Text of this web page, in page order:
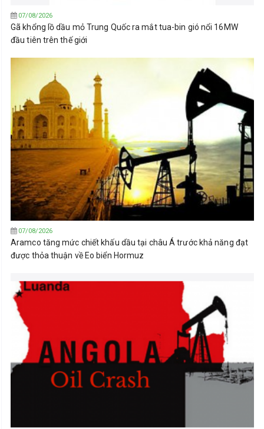
07/08/2026
Gã khổng lồ dầu mỏ Trung Quốc ra mắt tua-bin gió nổi 16MW
đầu tiên trên thế giới
07/08/2026
Aramco tăng mức chiết khấu dầu tại châu Á trước khả năng đạt
được thỏa thuận về Eo biển Hormuz